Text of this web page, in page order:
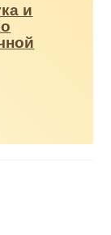
и